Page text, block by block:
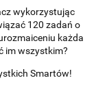
wykorzystując
120 zadań o
każda
im wszystkim?
Smartów!